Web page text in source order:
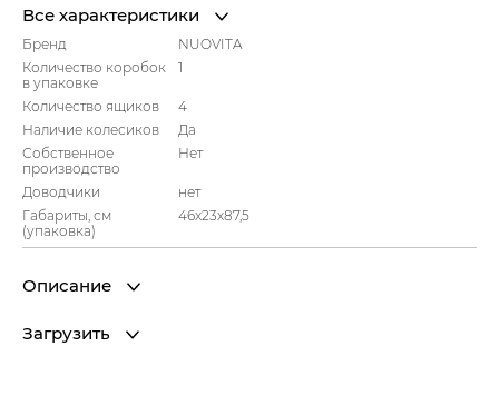
Все характеристики
Бренд
NUOVITA
Количество коробок
в упаковке
1
Количество ящиков
4
Наличие колесиков
Да
Собственное
производство
Нет
Доводчики
нет
Габариты, см
(упаковка)
46x23x87,5
Описание
Загрузить